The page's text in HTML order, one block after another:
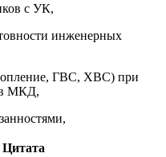
с УК,
инженерных
ГВС, ХВС) при
МКД,
Цитата